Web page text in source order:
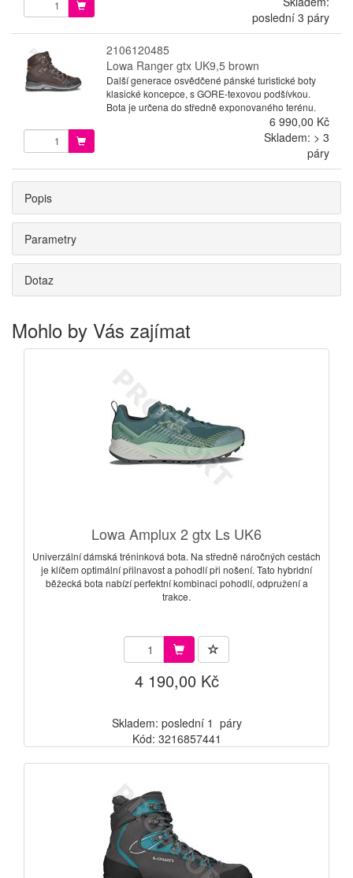
poslední 3 páry
2106120485
Lowa Ranger gtx UK9,5 brown
Další generace osvědčené pánské turistické boty
klasické koncepce, s GORE-texovou podšívkou.
Bota je určena do středně exponovaného terénu.
6 990,00 Kč
Skladem: > 3
páry
Popis
Parametry
Dotaz
Mohlo by Vás zajímat
Lowa Amplux 2 gtx Ls UK6
Univerzální dámská tréninková bota. Na středně náročných cestách
je klíčem optimální přilnavost a pohodlí při nošení. Tato hybridní
běžecká bota nabízí perfektní kombinaci pohodlí, odpružení a
trakce.
4 190,00 Kč
Skladem: poslední 1 páry
Kód: 3216857441